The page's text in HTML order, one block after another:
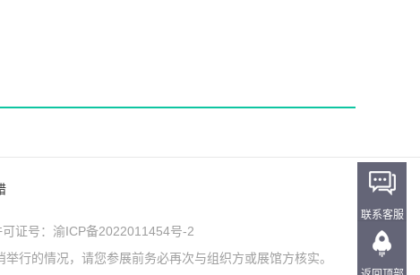
证号： 渝ICP备2022011454号-2
行的情况，请您参展前务必再次与组织方或展馆方核实。
联系客服